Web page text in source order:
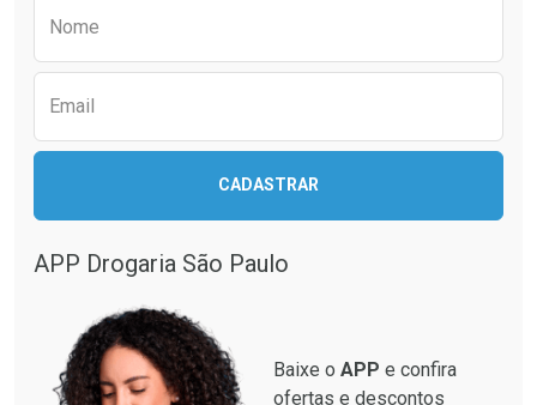
Nome
Email
CADASTRAR
APP Drogaria São Paulo
Baixe o APP e confira
ofertas e descontos